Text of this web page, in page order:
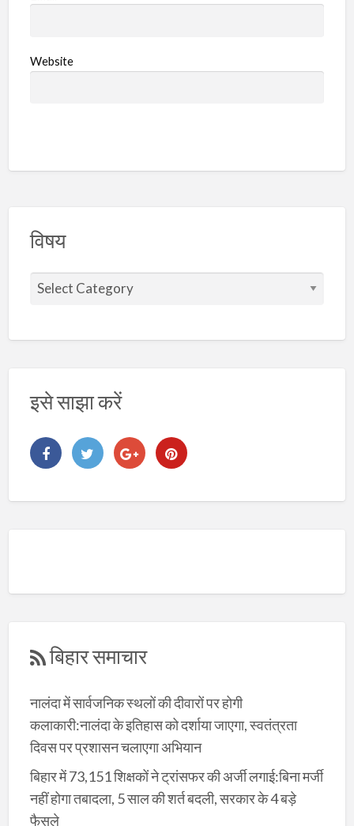
Website
विषय
इसे साझा करें
बिहार समाचार
नालंदा में सार्वजनिक स्थलों की दीवारों पर होगी
कलाकारी:नालंदा के इतिहास को दर्शाया जाएगा, स्वतंत्रता
दिवस पर प्रशासन चलाएगा अभियान
बिहार में 73,151 शिक्षकों ने ट्रांसफर की अर्जी लगाई:बिना मर्जी
नहीं होगा तबादला, 5 साल की शर्त बदली, सरकार के 4 बड़े
फैसले